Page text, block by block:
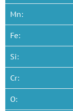
Mn:
Fe:
Si:
Cr:
O: